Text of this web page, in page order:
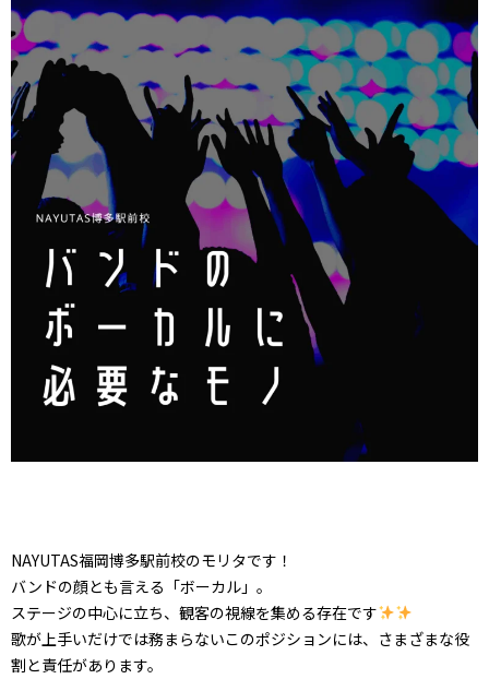
NAYUTAS福岡博多駅前校のモリタです！
バンドの顔とも言える「ボーカル」。
ステージの中心に立ち、観客の視線を集める存在です
歌が上手いだけでは務まらないこのポジションには、さまざまな役
割と責任があります。